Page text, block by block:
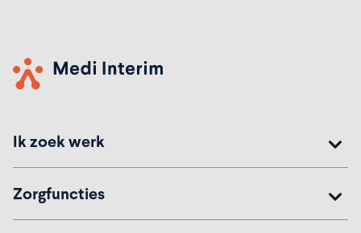
Ik zoek werk
Zorgfuncties